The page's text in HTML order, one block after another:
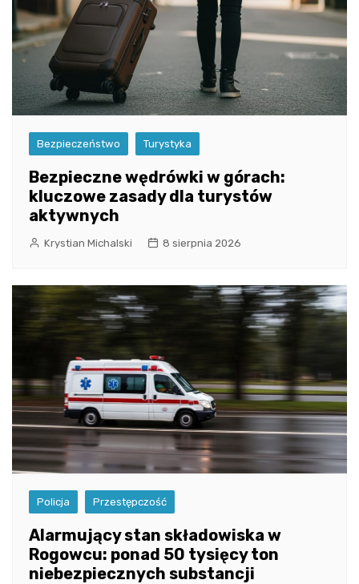
Bezpieczeństwo Turystyka
Bezpieczne wędrówki w górach:
kluczowe zasady dla turystów
aktywnych
Krystian Michalski 8 sierpnia 2026
Policja Przestępczość
Alarmujący stan składowiska w
Rogowcu: ponad 50 tysięcy ton
niebezpiecznych substancji